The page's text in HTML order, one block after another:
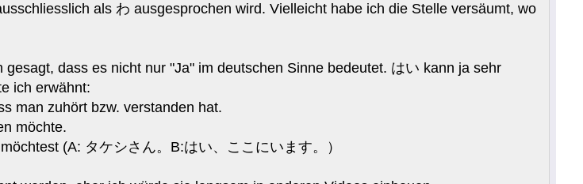
als わ ausgesprochen wird. Vielleicht habe ich die Stelle versäumt, wo
dass es nicht nur "Ja" im deutschen Sinne bedeutet. はい kann ja sehr
ich erwähnt:
man zuhört bzw. verstanden hat.
möchte.
(A: タケシさん。B:はい、ここにいます。）